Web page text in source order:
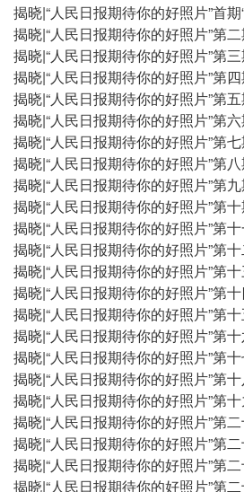
揭晓|“人民日报期待你的好照片”首
揭晓|“人民日报期待你的好照片”第
揭晓|“人民日报期待你的好照片”第
揭晓|“人民日报期待你的好照片”第
揭晓|“人民日报期待你的好照片”第
揭晓|“人民日报期待你的好照片”第
揭晓|“人民日报期待你的好照片”第
揭晓|“人民日报期待你的好照片”第
揭晓|“人民日报期待你的好照片”第
揭晓|“人民日报期待你的好照片”第
揭晓|“人民日报期待你的好照片”第
揭晓|“人民日报期待你的好照片”第
揭晓|“人民日报期待你的好照片”第
揭晓|“人民日报期待你的好照片”第
揭晓|“人民日报期待你的好照片”第
揭晓|“人民日报期待你的好照片”第
揭晓|“人民日报期待你的好照片”第
揭晓|“人民日报期待你的好照片”第
揭晓|“人民日报期待你的好照片”第
揭晓|“人民日报期待你的好照片”第
揭晓|“人民日报期待你的好照片”第
揭晓|“人民日报期待你的好照片”第
揭晓|“人民日报期待你的好照片”第